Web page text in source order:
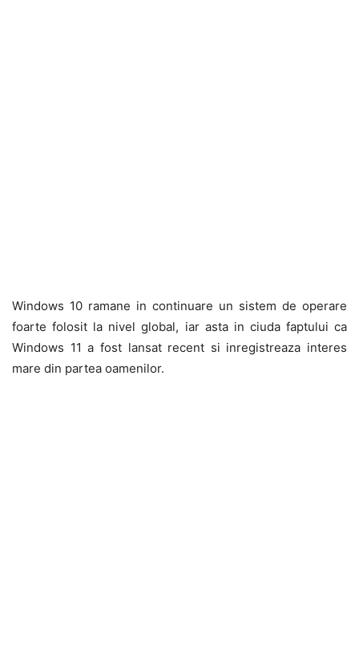
Windows 10 ramane in continuare un sistem de operare
foarte folosit la nivel global, iar asta in ciuda faptului ca
Windows 11 a fost lansat recent si inregistreaza interes
mare din partea oamenilor.